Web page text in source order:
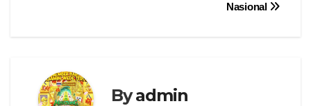
Nasional
Byadmin